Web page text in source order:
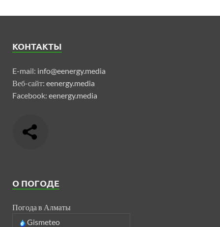
КОНТАКТЫ
E-mail: info@eenergy.media
Веб-сайт: eenergy.media
Facebook: eenergy.media
О ПОГОДЕ
Погода в Алматы
Gismeteo